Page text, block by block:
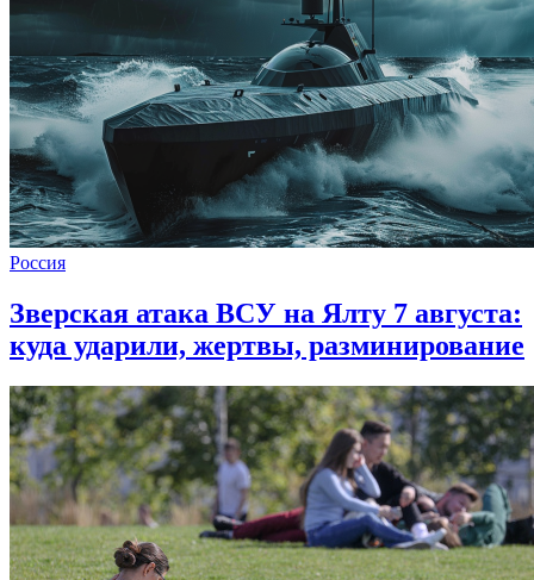
Россия
Зверская атака ВСУ на Ялту 7 августа:
куда ударили, жертвы, разминирование